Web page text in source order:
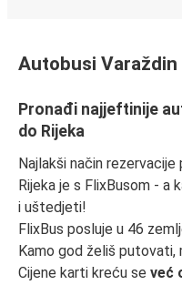
Autobusi Varaždin
Pronađi najjeftinije
do Rijeka
Najlakši način
Rijeka je s FlixBusom - a
i uštedjeti!
FlixBus posluje u 46
Kamo god želiš
Cijene karti kreću se već